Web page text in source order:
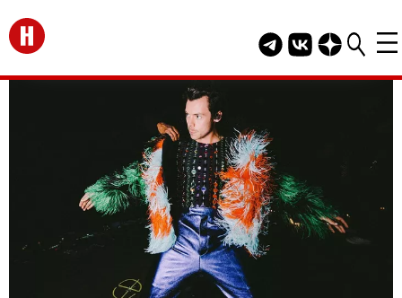
Перейти на главную
Telegram канал
Группа HELLO
Канал